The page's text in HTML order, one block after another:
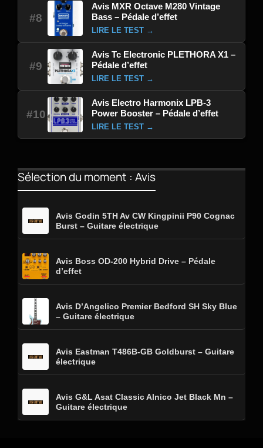
#8
Avis MXR Octave M280 Vintage
Bass – Pédale d’effet
LIRE LE TEST →
#9
Avis Tc Electronic PLETHORA X1 –
Pédale d’effet
LIRE LE TEST →
#10
Avis Electro Harmonix LPB-3
Power Booster – Pédale d’effet
LIRE LE TEST →
Sélection du moment : Avis
Avis Godin 5TH Av CW Kingpinii P90 Cognac
Burst – Guitare électrique
Avis Boss OD-200 Hybrid Drive – Pédale
d’effet
Avis D’Angelico Premier Bedford SH Sky Blue
– Guitare électrique
Avis Eastman T486B-GB Goldburst – Guitare
électrique
Avis G&L Asat Classic Alnico Jet Black Mn –
Guitare électrique